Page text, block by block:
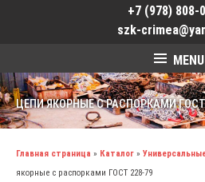
+7 (978) 808-
szk-
MENU
ЦЕПИ ЯКОРНЫЕ С РАСПОРКАМИ ГОСТ
Главная страница » Каталог »
якорные с распорками ГОСТ 228-79